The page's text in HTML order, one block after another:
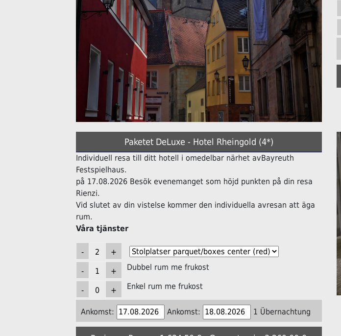
Paketet DeLuxe - Hotel Rheingold (4*)
Individuell resa till ditt hotell i omedelbar närhet avBayreuth
Festspielhaus.
på 17.08.2026 Besök evenemanget som höjd punkten på din resa
Rienzi.
Vid slutet av din vistelse kommer den individuella avresan att äga
rum.
Våra tjänster
Dubbel rum me frukost
Enkel rum me frukost
Ankomst: Ankomst: 1 Übernachtung